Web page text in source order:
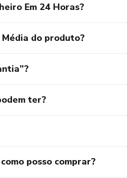
encontrará links para sites nos
quase tudo. Encontre seu nicho e
Em 24 Horas?
do produto?
ter?
posso comprar?